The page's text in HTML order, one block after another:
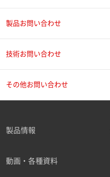
ご勤務先
製品お問い合わせ
技術お問い合わせ
その他お問い合わせ
製品情報
動画・各種資料